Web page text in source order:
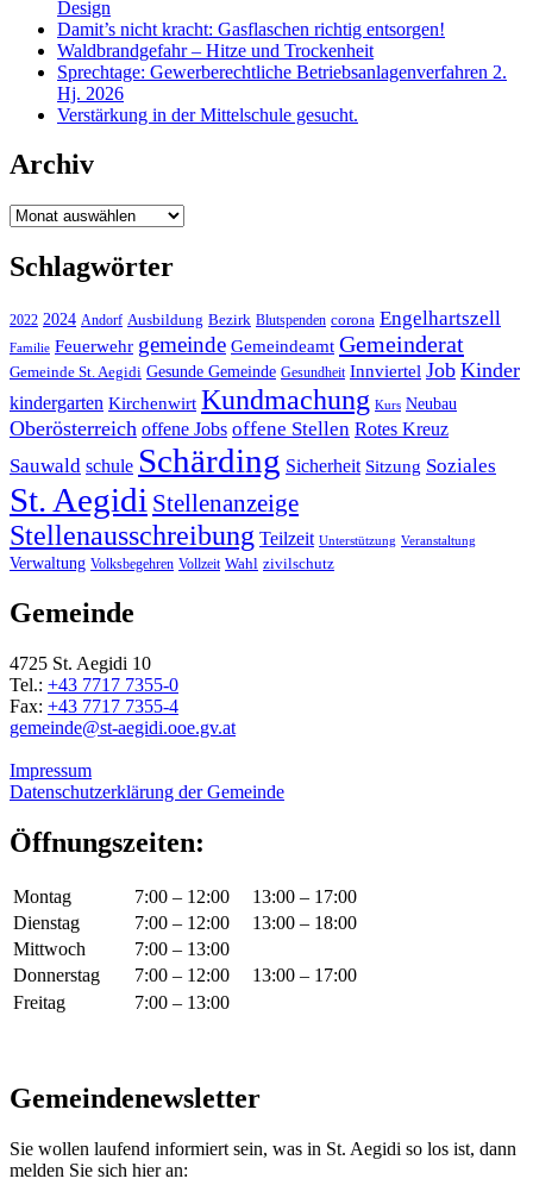
Design
Damit’s nicht kracht: Gasflaschen richtig entsorgen!
Waldbrandgefahr – Hitze und Trockenheit
Sprechtage: Gewerberechtliche Betriebsanlagenverfahren 2.
Hj. 2026
Verstärkung in der Mittelschule gesucht.
Archiv
Archiv
Schlagwörter
2022 2024 Andorf Ausbildung Bezirk Blutspenden corona Engelhartszell
Familie Feuerwehr gemeinde Gemeindeamt Gemeinderat
Gemeinde St. Aegidi Gesunde Gemeinde Gesundheit Innviertel Job Kinder
kindergarten Kirchenwirt Kundmachung Kurs Neubau
Oberösterreich offene Jobs offene Stellen Rotes Kreuz
Sauwald schule Schärding Sicherheit Sitzung Soziales
St. Aegidi Stellenanzeige
Stellenausschreibung Teilzeit Unterstützung Veranstaltung
Verwaltung Volksbegehren Vollzeit Wahl zivilschutz
Gemeinde
4725 St. Aegidi 10
Tel.: +43 7717 7355-0
Fax: +43 7717 7355-4
gemeinde@st-aegidi.ooe.gv.at
Impressum
Datenschutzerklärung der Gemeinde
Öffnungszeiten:
Montag 7:00 – 12:00
13:00 – 17:00
Dienstag
7:00 – 12:00
13:00 – 18:00
Mittwoch
7:00 – 13:00
Donnerstag
7:00 – 12:00
13:00 – 17:00
Freitag
7:00 – 13:00
Gemeindenewsletter
Sie wollen laufend informiert sein, was in St. Aegidi so los ist, dann
melden Sie sich hier an: